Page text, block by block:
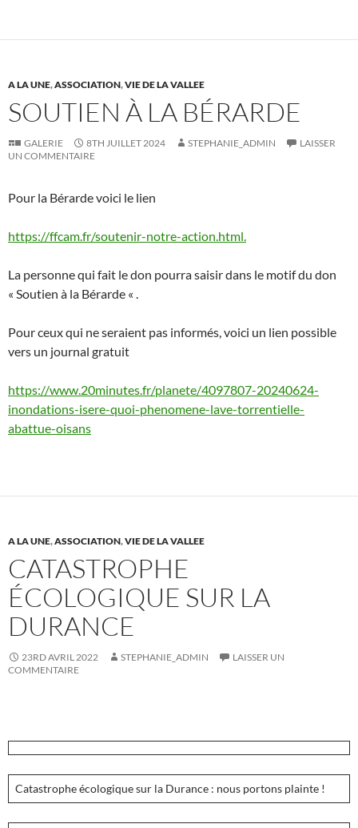
A LA UNE,ASSOCIATION,VIE DE LA VALLEE
SOUTIEN À LA BÉRARDE
GALERIE 8TH JUILLET 2024 STEPHANIE_ADMIN
LAISSER
UN COMMENTAIRE
Pour la Bérarde voici le lien
https://ffcam.fr/soutenir-notre-action.html.
La personne qui fait le don pourra saisir dans le motif du don
« Soutien à la Bérarde « .
Pour ceux qui ne seraient pas informés, voici un lien possible
vers un journal gratuit
https://www.20minutes.fr/planete/4097807-20240624-
inondations-isere-quoi-phenomene-lave-torrentielle-
abattue-oisans
A LA UNE,ASSOCIATION,VIE DE LA VALLEE
CATASTROPHE
ÉCOLOGIQUE SUR LA
DURANCE
23RD AVRIL 2022 STEPHANIE_ADMIN
LAISSER UN
COMMENTAIRE
Catastrophe écologique sur la Durance : nous portons plainte !